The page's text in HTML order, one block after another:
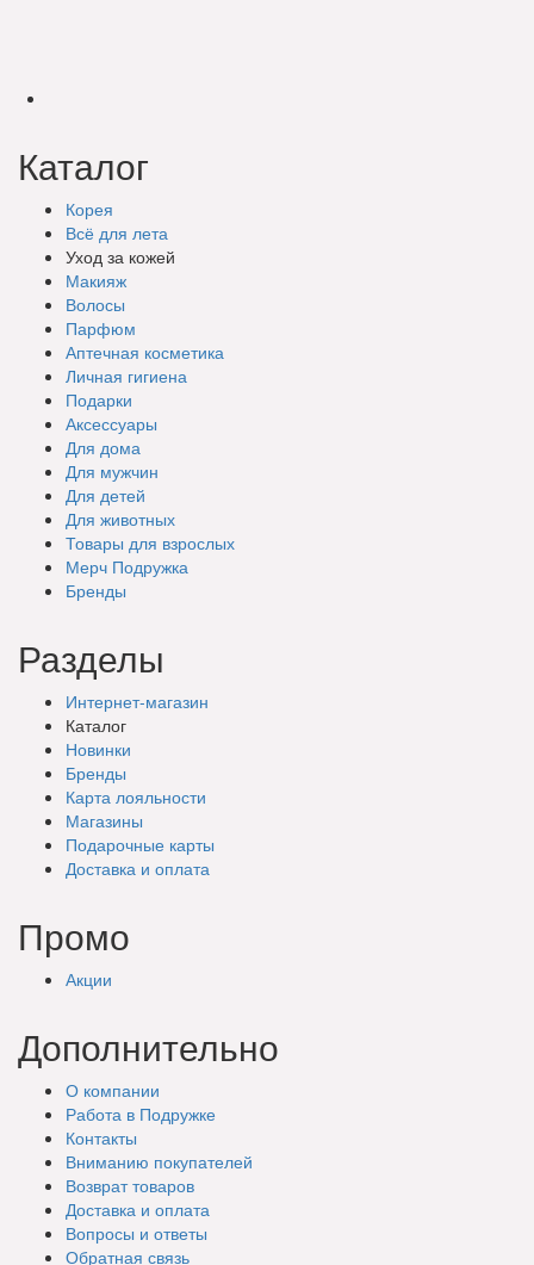
Каталог
Корея
Всё для лета
Уход за кожей
Макияж
Волосы
Парфюм
Аптечная косметика
Личная гигиена
Подарки
Аксессуары
Для дома
Для мужчин
Для детей
Для животных
Товары для взрослых
Мерч Подружка
Бренды
Разделы
Интернет-магазин
Каталог
Новинки
Бренды
Карта лояльности
Магазины
Подарочные карты
Доставка и оплата
Промо
Акции
Дополнительно
О компании
Работа в Подружке
Контакты
Вниманию покупателей
Возврат товаров
Доставка и оплата
Вопросы и ответы
Обратная связь